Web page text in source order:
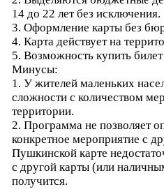
14 до 22 лет без исключения.
3. Оформление карты без
4. Карта действует на
5. Возможность купить
Минусы:
1. У жителей маленьких
сложности с количеством
территории.
2. Программа не позволяет
конкретное мероприятие с
Пушкинской карте
с другой карты (или
получится.